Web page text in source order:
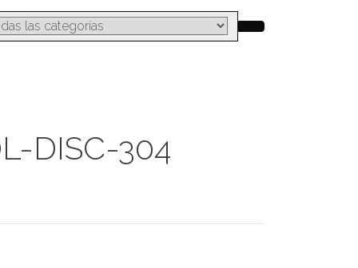
DISC-304